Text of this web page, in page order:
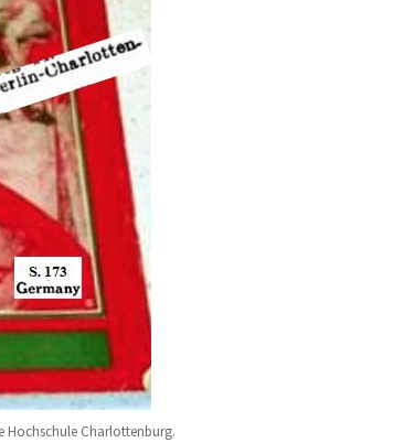
Hochschule Charlottenburg.